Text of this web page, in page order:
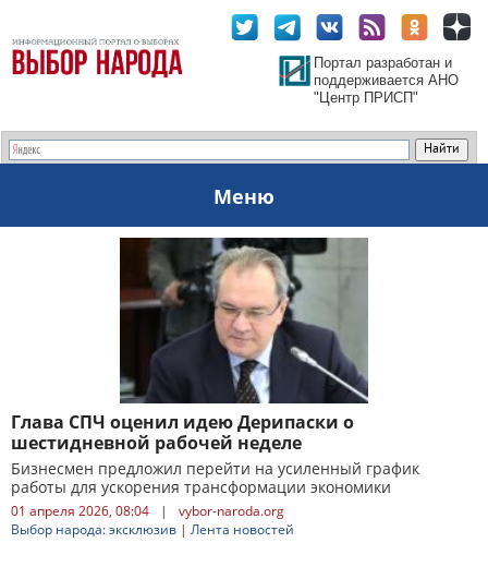
Портал разработан и
поддерживается АНО
"Центр ПРИСП"
Меню
Глава СПЧ оценил идею Дерипаски о
шестидневной рабочей неделе
Бизнесмен предложил перейти на усиленный график
работы для ускорения трансформации экономики
01 апреля 2026, 08:04 |
vybor-naroda.org
Выбор народа: эксклюзив | Лента новостей